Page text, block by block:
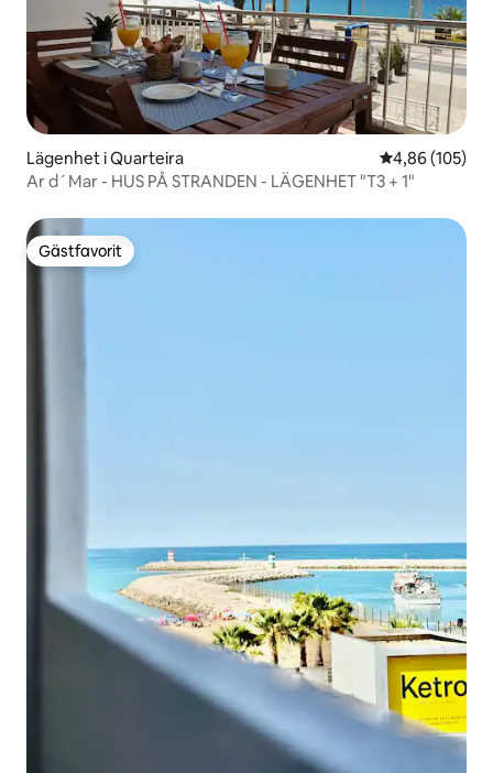
Lägenhet i Quarteira 4,86 av 5 i
4,86 (105)
Ar d´Mar - HUS PÅ STRANDEN - LÄGENHET "T3 + 1"
Gästfavorit
Gästfavorit